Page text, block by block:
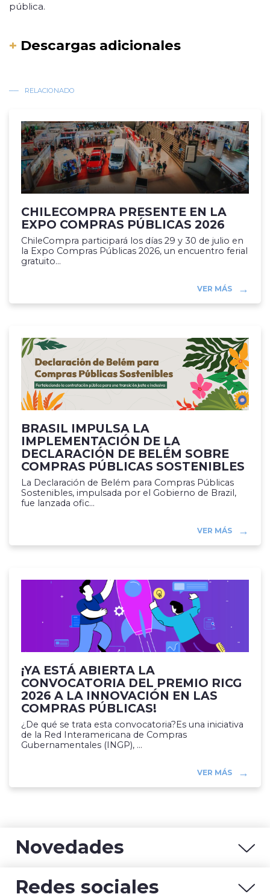
pública.
+ Descargas adicionales
RELACIONADO
CHILECOMPRA PRESENTE EN LA
EXPO COMPRAS PÚBLICAS 2026
ChileCompra participará los días 29 y 30 de julio en
la Expo Compras Públicas 2026, un encuentro ferial
gratuito...
VER MÁS
BRASIL IMPULSA LA
IMPLEMENTACIÓN DE LA
DECLARACIÓN DE BELÉM SOBRE
COMPRAS PÚBLICAS SOSTENIBLES
La Declaración de Belém para Compras Públicas
Sostenibles, impulsada por el Gobierno de Brazil,
fue lanzada ofic...
VER MÁS
¡YA ESTÁ ABIERTA LA
CONVOCATORIA DEL PREMIO RICG
2026 A LA INNOVACIÓN EN LAS
COMPRAS PÚBLICAS!
¿De qué se trata esta convocatoria?Es una iniciativa
de la Red Interamericana de Compras
Gubernamentales (INGP), ...
VER MÁS
Novedades
Redes sociales